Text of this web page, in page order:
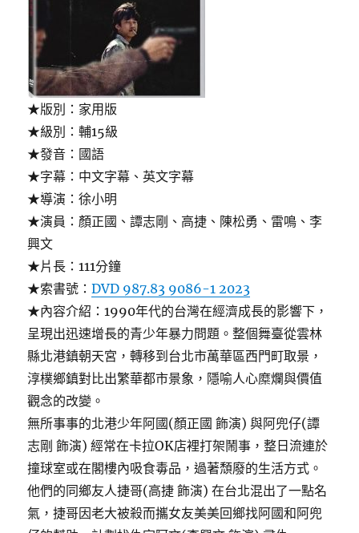
★版別：家用版
★級別：輔15級
★發音：國語
★字幕：中文字幕、英文字幕
★導演：徐小明
★演員：顏正國、譚志剛、高捷、陳松勇、雷鳴、李
興文
★片長：111分鐘
★索書號：DVD 987.83 9086-1 2023
★內容介紹：1990年代的台灣在經濟成長的影響下，
呈現出迅速增長的青少年暴力問題。整個舞臺從雲林
縣北港鎮朝天宮，轉移到台北市萬華區西門町取景，
淳樸鄉鎮對比出繁華都市景象，隱喻人心糜爛與價值
觀念的改變。
無所事事的北港少年阿國(顏正國 飾演) 與阿兜仔(譚
志剛 飾演) 經常在卡拉OK店裡打架鬧事，整日流連於
撞球室或在閣樓內吸食毒品，過著頹廢的生活方式。
他們的同鄉友人捷哥(高捷 飾演) 在台北混出了一點名
氣，捷哥因老大被殺而攜女友美美回鄉找阿國和阿兜